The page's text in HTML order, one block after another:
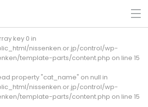
key 0 in
nissenken.or.jp/control/wp-
template-parts/content.php on line 15
property "cat_name" on null in
nissenken.or.jp/control/wp-
template-parts/content.php on line 15